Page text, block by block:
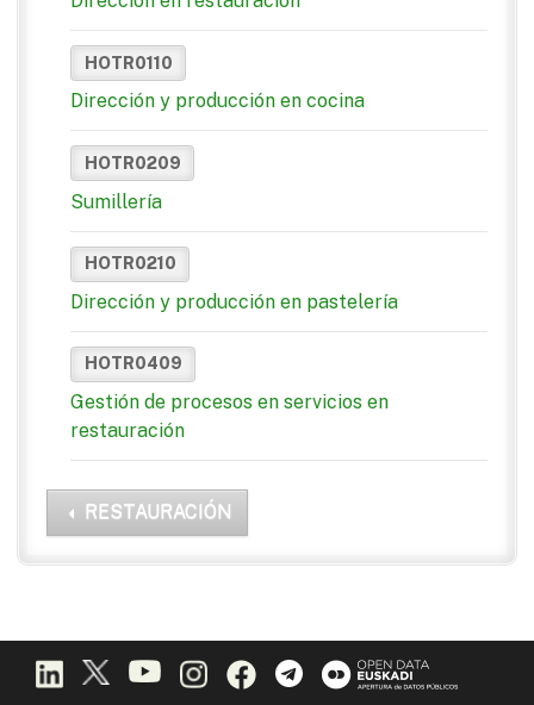
HOTR0110
Dirección y producción en cocina
HOTR0209
Sumillería
HOTR0210
Dirección y producción en pastelería
HOTR0409
Gestión de procesos en servicios en
restauración
RESTAURACIÓN